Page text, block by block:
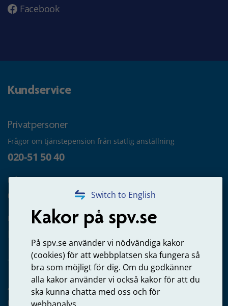
Switch to English
Kakor på spv.se
På spv.se använder vi nödvändiga kakor
(cookies) för att webbplatsen ska fungera så
bra som möjligt för dig. Om du godkänner
alla kakor använder vi också kakor för att du
ska kunna chatta med oss och för
Facebook
Kundservice
Privatpersoner
Frågor om tjänstepension från statlig anställning
020-51 50 40
Frågor om utbetalning
020-65 00 65
Kontakta oss
Arbetsgivare
Frågor om administration av tjänstepension från statlig